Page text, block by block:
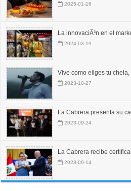
2025-01-16
La innovaciÃ³n en el
2024-03-19
Vive como eliges tu chela,
2023-10-27
La Cabrera presenta su
2023-09-24
La Cabrera recibe
2023-09-14